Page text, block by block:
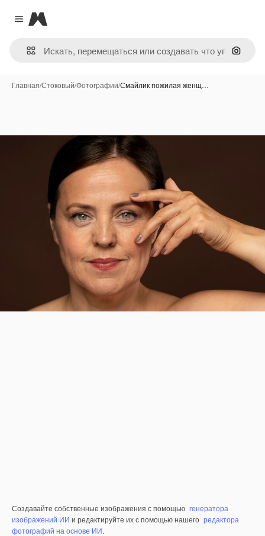
Close menu
Magnific
Поиск
Главная/Стоковый/Фотографии/Смайлик пожилая женщ…
Создавайте собственные изображения с помощью генератора
изображений ИИ и редактируйте их с помощью нашего редактора
фотографий на основе ИИ.